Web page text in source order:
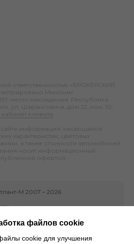
ответственностью «БРОКЕРСКИЙ
Минским
место нахождения: Республика
ул. Шаранговича, дом 22, ком. 10;
клиента
сайте информация, касающаяся
характеристик, цветовых
а также стоимости автомобилей
носит информационный
публичной офертой.
М 2007 – 2026
файлов cookie
cookie для улучшения